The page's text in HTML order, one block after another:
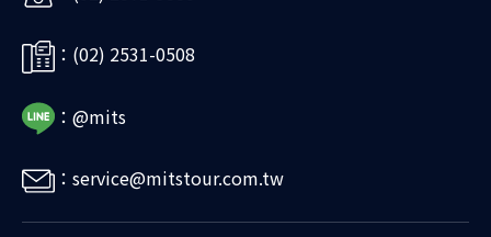
：(02) 2531-0508
：@mits
：service@mitstour.com.tw